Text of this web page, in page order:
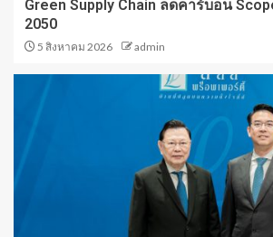
Green Supply Chain ลดคาร์บอน
2050
5 สิงหาคม 2026 admin